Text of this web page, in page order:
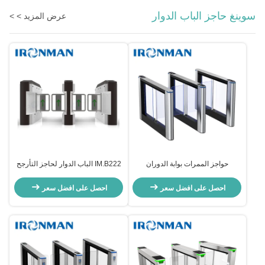
سوينغ حاجز الباب الدوار عرض المزيد > >
حواجز الممرات بوابة الدوران
احصل على افضل سعر
IM.B222 الباب الدوار لحاجز التأرجح
احصل على افضل سعر